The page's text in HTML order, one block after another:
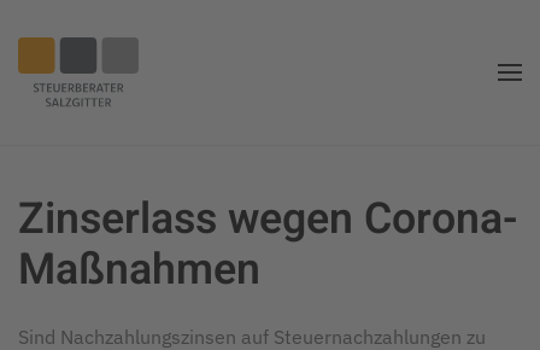
Zum
Hauptinhalt
Zinserlass wegen Corona-
Maßnahmen
Sind Nachzahlungszinsen auf Steuernachzahlungen zu